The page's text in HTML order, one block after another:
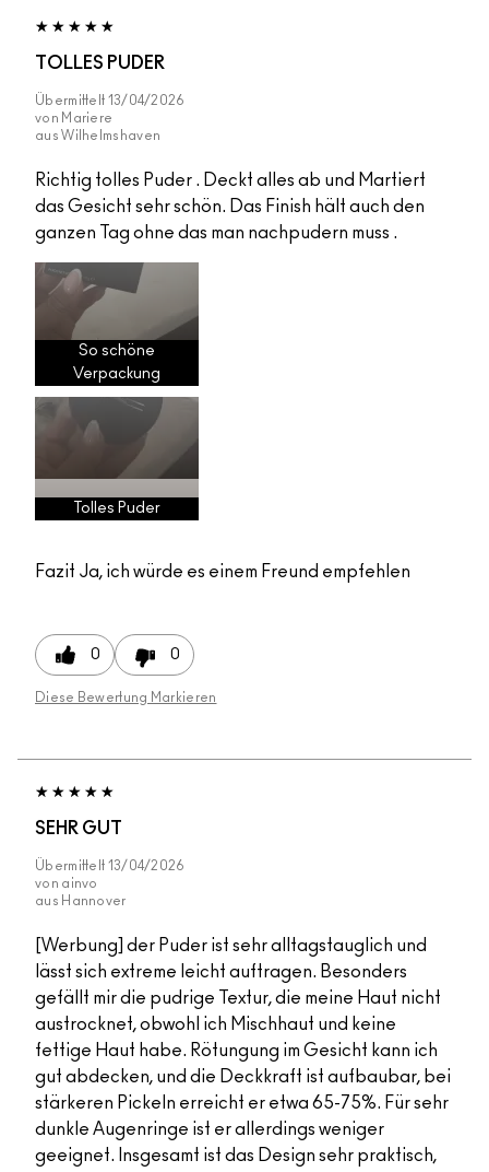
TOLLES PUDER
Übermittelt 13/04/2026
von Mariere
aus Wilhelmshaven
Richtig tolles Puder . Deckt alles ab und Martiert
das Gesicht sehr schön. Das Finish hält auch den
ganzen Tag ohne das man nachpudern muss .
So schöne
Verpackung
Tolles Puder
Fazit Ja, ich würde es einem Freund empfehlen
0 0
Diese Bewertung Markieren
SEHR GUT
Übermittelt 13/04/2026
von ainvo
aus Hannover
[Werbung] der Puder ist sehr alltagstauglich und
lässt sich extreme leicht auftragen. Besonders
gefällt mir die pudrige Textur, die meine Haut nicht
austrocknet, obwohl ich Mischhaut und keine
fettige Haut habe. Rötungung im Gesicht kann ich
gut abdecken, und die Deckkraft ist aufbaubar, bei
stärkeren Pickeln erreicht er etwa 65-75%. Für sehr
dunkle Augenringe ist er allerdings weniger
geeignet. Insgesamt ist das Design sehr praktisch,